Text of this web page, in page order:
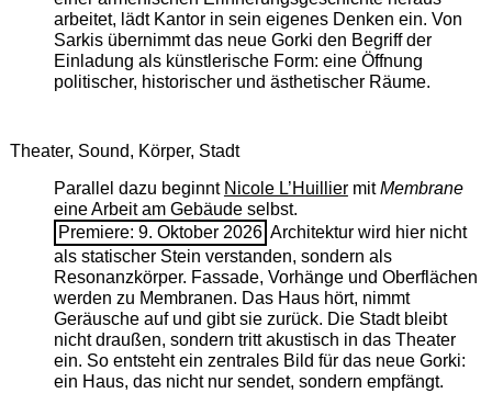
arbeitet, lädt Kantor in sein eigenes Denken ein. Von
Sarkis übernimmt das neue Gorki den Begriff der
Einladung als künstlerische Form: eine Öffnung
politischer, historischer und ästhetischer Räume.
Theater, Sound, Körper, Stadt
Parallel dazu beginnt Nicole L’Huilliermit ­Membrane
eine Arbeit am Gebäude selbst.
Premiere: 9. Oktober 2026 Architektur wird hier nicht
als statischer Stein verstanden, sondern als
Resonanzkörper. Fassade, Vorhänge und Oberflächen
werden zu Membranen. Das Haus hört, nimmt
Geräusche auf und gibt sie zurück. Die Stadt bleibt
nicht draußen, sondern tritt akustisch in das Theater
ein. So entsteht ein zentrales Bild für das neue Gorki:
ein Haus, das nicht nur sendet, sondern empfängt.